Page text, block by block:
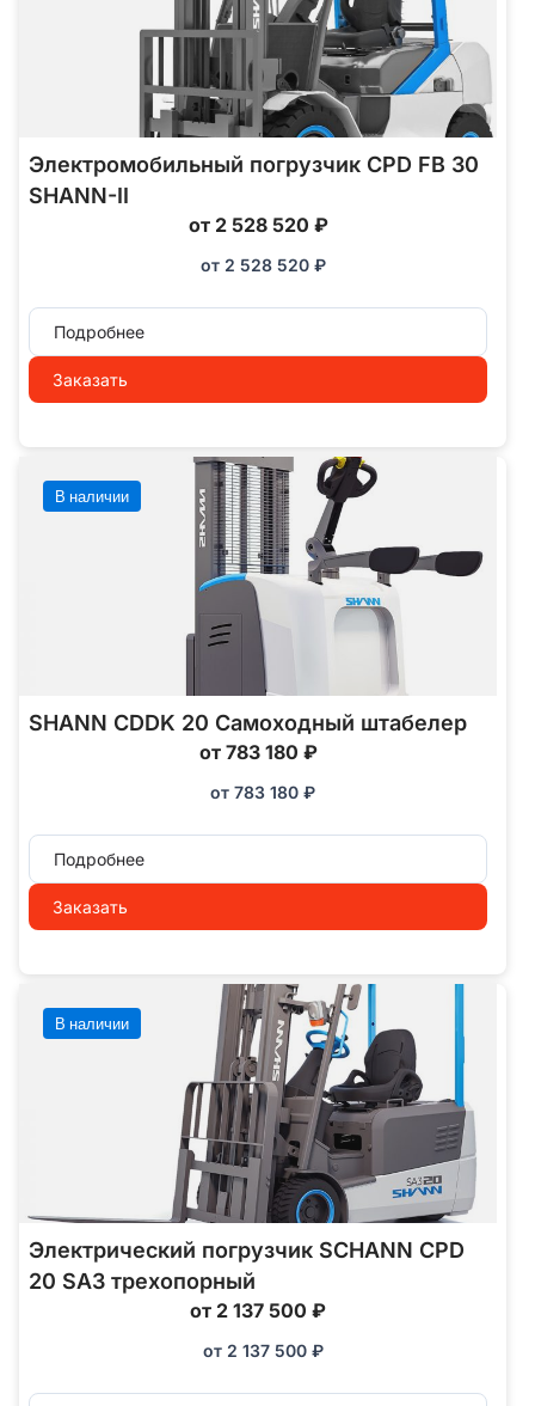
Электромобильный погрузчик CPD FB 30
SHANN-II
от 2 528 520 ₽
от 2 528 520 ₽
Подробнее
Заказать
В наличии
SHANN CDDK 20 Самоходный штабелер
от 783 180 ₽
от 783 180 ₽
Подробнее
Заказать
В наличии
Электрический погрузчик SCHANN CPD
20 SA3 трехопорный
от 2 137 500 ₽
от 2 137 500 ₽